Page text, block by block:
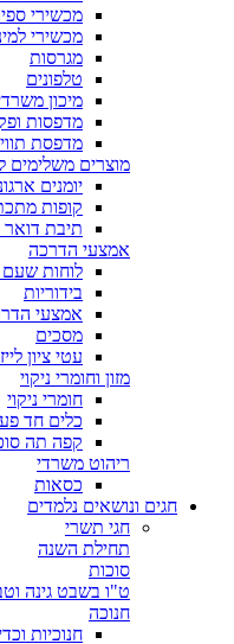
מכשירי
מכשירי
מגרסות
טלפונים
מיכון
מדפסות
מדפסת
מוצרים משלימים
יומנים
קופות
תיבת דואר
אמצעי הדרכה
לוחות שעם
בידוריות
אמצעי
מסכים
עטי ציון
מזון וחומרי ניקוי
חומרי ניקוי
כלים חד
קפה תה
ריהוט משרדי
כסאות
חגים ונושאים נלמדים
חגי תשרי
תחילת השנה
סוכות
ט"ו בשבט גינה
חנוכה
חנוכיות